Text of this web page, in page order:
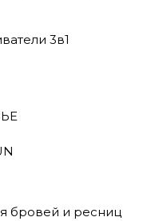
3в1
бровей и ресниц